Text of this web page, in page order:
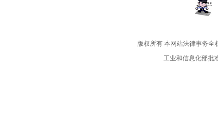
版权所有本网站法律事务全
工业和信息化部批